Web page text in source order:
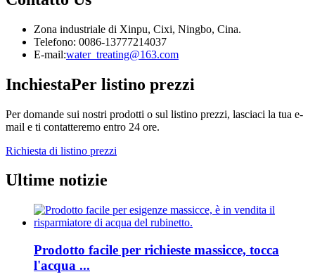
Zona industriale di Xinpu, Cixi, Ningbo, Cina.
Telefono: 0086-13777214037
E-mail:water_treating@163.com
InchiestaPer listino prezzi
Per domande sui nostri prodotti o sul listino prezzi, lasciaci la tua e-
mail e ti contatteremo entro 24 ore.
Richiesta di listino prezzi
Ultime notizie
Prodotto facile per richieste massicce, tocca
l'acqua ...